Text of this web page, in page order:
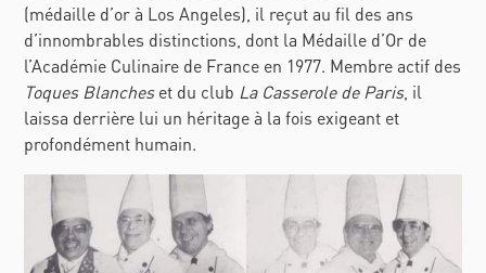
(médaille d’or à Los Angeles), il reçut au fil des ans
d’innombrables distinctions, dont la Médaille d’Or de
l’Académie Culinaire de France en 1977. Membre actif des
Toques Blancheset du club La Casserole de Paris, il
laissa derrière lui un héritage à la fois exigeant et
profondément humain.